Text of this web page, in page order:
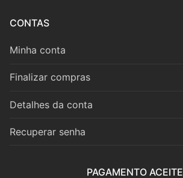
Trompa
Trompete
Trombone
Eufónio
Tuba
CONTAS
Minha conta
Finalizar compras
Detalhes da conta
Recuperar senha
PAGAMENTO ACEITE